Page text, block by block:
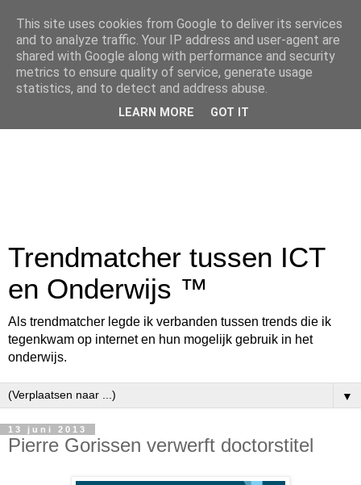
Trendmatcher tussen ICT
en Onderwijs ™
Als trendmatcher legde ik verbanden tussen trends die ik
tegenkwam op internet en hun mogelijk gebruik in het
onderwijs.
▼
13 juni 2013
Pierre Gorissen verwerft doctorstitel
This site uses cookies from Google to deliver its services
and to analyze traffic. Your IP address and user-agent are
shared with Google along with performance and security
metrics to ensure quality of service, generate usage
statistics, and to detect and address abuse.
LEARN MORE GOT IT